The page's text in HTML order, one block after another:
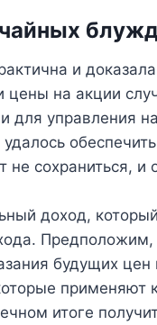
и
цены на акции
для управления
не сохраниться,
доход,
Предположим,
будущих
применяют
итоге